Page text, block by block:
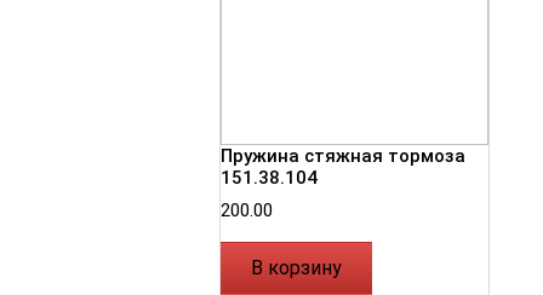
Пружина стяжная тормоза
151.38.104
200.00
В корзину